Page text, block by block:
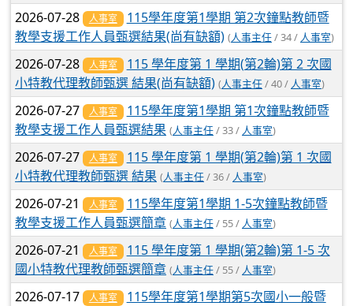
2026-07-28 人事室
115學年度第1學期 第2次鐘點教師暨
教學支援工作人員甄選結果(尚有缺額) (人事主任/ 34 / 人事室)
2026-07-28 人事室
115 學年度第 1 學期(第2輪)第 2 次國
小特教代理教師甄選 結果(尚有缺額) (人事主任/ 40 / 人事室)
2026-07-27 人事室
115學年度第1學期 第1次鐘點教師暨
教學支援工作人員甄選結果 (人事主任/ 33 / 人事室)
2026-07-27 人事室
115 學年度第 1 學期(第2輪)第 1 次國
小特教代理教師甄選 結果 (人事主任/ 36 / 人事室)
2026-07-21 人事室
115學年度第1學期 1-5次鐘點教師暨
教學支援工作人員甄選簡章 (人事主任/ 55 / 人事室)
2026-07-21 人事室
115 學年度第 1 學期(第2輪)第 1-5 次
國小特教代理教師甄選簡章 (人事主任/ 55 / 人事室)
2026-07-17 人事室
115學年度第1學期第5次國小一般暨